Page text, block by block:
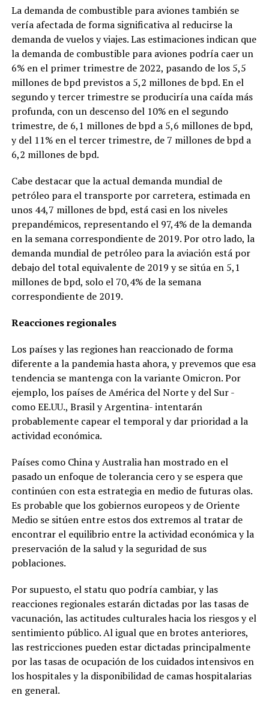
La demanda de combustible para aviones también se
vería afectada de forma significativa al reducirse la
demanda de vuelos y viajes. Las estimaciones indican que
la demanda de combustible para aviones podría caer un
6% en el primer trimestre de 2022, pasando de los 5,5
millones de bpd previstos a 5,2 millones de bpd. En el
segundo y tercer trimestre se produciría una caída más
profunda, con un descenso del 10% en el segundo
trimestre, de 6,1 millones de bpd a 5,6 millones de bpd,
y del 11% en el tercer trimestre, de 7 millones de bpd a
6,2 millones de bpd.
Cabe destacar que la actual demanda mundial de
petróleo para el transporte por carretera, estimada en
unos 44,7 millones de bpd, está casi en los niveles
prepandémicos, representando el 97,4% de la demanda
en la semana correspondiente de 2019. Por otro lado, la
demanda mundial de petróleo para la aviación está por
debajo del total equivalente de 2019 y se sitúa en 5,1
millones de bpd, solo el 70,4% de la semana
correspondiente de 2019.
Reacciones regionales
Los países y las regiones han reaccionado de forma
diferente a la pandemia hasta ahora, y prevemos que esa
tendencia se mantenga con la variante Omicron. Por
ejemplo, los países de América del Norte y del Sur -
como EE.UU., Brasil y Argentina- intentarán
probablemente capear el temporal y dar prioridad a la
actividad económica.
Países como China y Australia han mostrado en el
pasado un enfoque de tolerancia cero y se espera que
continúen con esta estrategia en medio de futuras olas.
Es probable que los gobiernos europeos y de Oriente
Medio se sitúen entre estos dos extremos al tratar de
encontrar el equilibrio entre la actividad económica y la
preservación de la salud y la seguridad de sus
poblaciones.
Por supuesto, el statu quo podría cambiar, y las
reacciones regionales estarán dictadas por las tasas de
vacunación, las actitudes culturales hacia los riesgos y el
sentimiento público. Al igual que en brotes anteriores,
las restricciones pueden estar dictadas principalmente
por las tasas de ocupación de los cuidados intensivos en
los hospitales y la disponibilidad de camas hospitalarias
en general.